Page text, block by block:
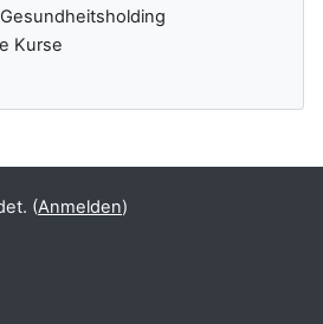
Kurse
(Anmelden)